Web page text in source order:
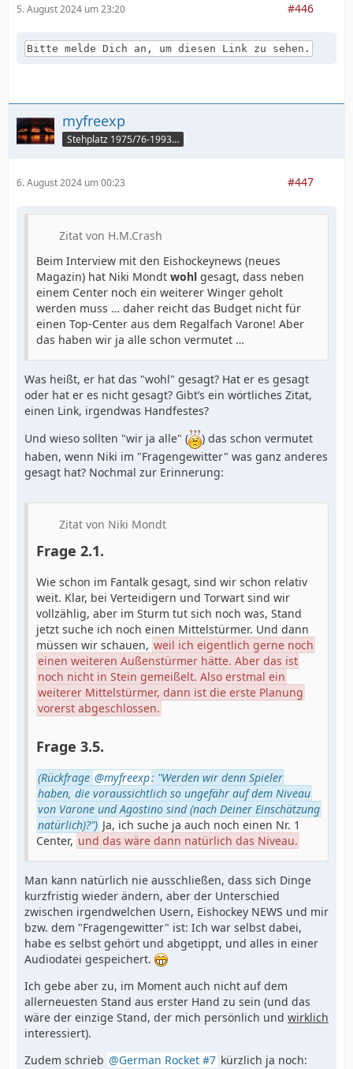
5. August 2024 um 23:20 #446
Bitte melde Dich an, um diesen Link zu sehen.
myfreexp
Stehplatz 1975/76-1993/94
6. August 2024 um 00:23 #447
Zitat von H.M.Crash
Beim Interview mit den Eishockeynews (neues
Magazin) hat Niki Mondt wohl gesagt, dass neben
einem Center noch ein weiterer Winger geholt
werden muss … daher reicht das Budget nicht für
einen Top-Center aus dem Regalfach Varone! Aber
das haben wir ja alle schon vermutet …
Was heißt, er hat das "wohl" gesagt? Hat er es gesagt
oder hat er es nicht gesagt? Gibt’s ein wörtliches Zitat,
einen Link, irgendwas Handfestes?
Und wieso sollten "wir ja alle" (
) das schon vermutet
haben, wenn Niki im "Fragengewitter" was ganz anderes
gesagt hat? Nochmal zur Erinnerung:
Zitat von Niki Mondt
Frage 2.1.
Wie schon im Fantalk gesagt, sind wir schon relativ
weit. Klar, bei Verteidigern und Torwart sind wir
vollzählig, aber im Sturm tut sich noch was, Stand
jetzt suche ich noch einen Mittelstürmer. Und dann
müssen wir schauen, weil ich eigentlich gerne noch
einen weiteren Außenstürmer hätte. Aber das ist
noch nicht in Stein gemeißelt. Also erstmal ein
weiterer Mittelstürmer, dann ist die erste Planung
vorerst abgeschlossen.
Frage 3.5.
(Rückfrage myfreexp: "Werden wir denn Spieler
haben, die voraussichtlich so ungefähr auf dem Niveau
von Varone und Agostino sind (nach Deiner Einschätzung
natürlich)?") Ja, ich suche ja auch noch einen Nr. 1
Center, und das wäre dann natürlich das Niveau.
Man kann natürlich nie ausschließen, dass sich Dinge
kurzfristig wieder ändern, aber der Unterschied
zwischen irgendwelchen Usern, Eishockey NEWS und mir
bzw. dem "Fragengewitter" ist: Ich war selbst dabei,
habe es selbst gehört und abgetippt, und alles in einer
Audiodatei gespeichert.
Ich gebe aber zu, im Moment auch nicht auf dem
allerneuesten Stand aus erster Hand zu sein (und das
wäre der einzige Stand, der mich persönlich und wirklich
interessiert).
Zudem schrieb
German Rocket #7 kürzlich ja noch: